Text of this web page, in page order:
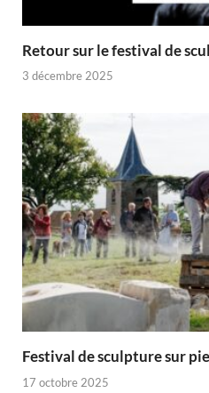
Retour sur le festival de
3 décembre 2025
Festival de sculpture sur
17 octobre 2025